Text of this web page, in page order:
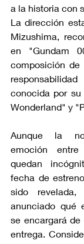
a la historia con
La dirección
Mizushima,
en "Gundam
composición de
conocida por
Wonderland" y
Aunque la
emoción
quedan
fecha de
sido
anunciado qué
se encargará
entrega.